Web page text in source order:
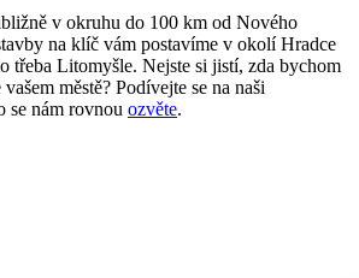
v okruhu do 100 km od Nového
na klíč vám postavíme v okolí Hradce
třeba Litomyšle. Nejste si jistí, zda bychom
městě? Podívejte se na naši
se nám rovnou ozvěte.